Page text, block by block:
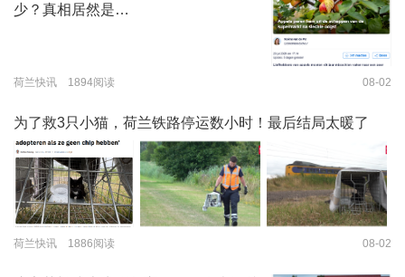
少？真相居然是…
荷兰快讯 1894阅读 08-02
为了救3只小猫，荷兰铁路停运数小时！最后结局太暖了
荷兰快讯 1886阅读 08-02